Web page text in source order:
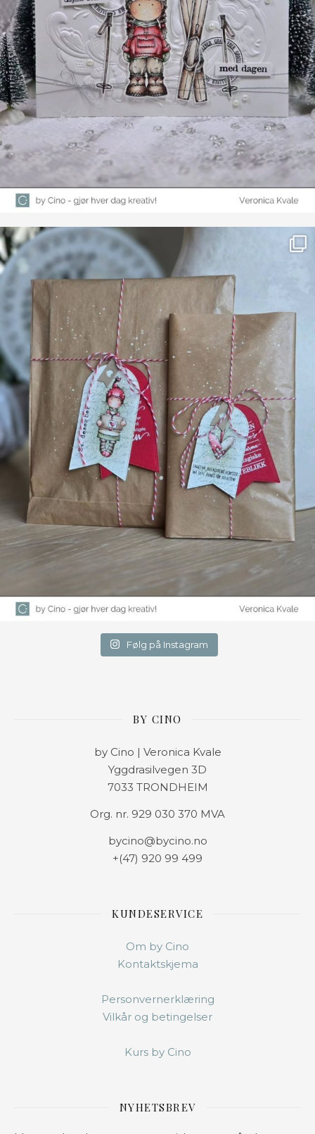
Farge
Følg på Instagram
BY CINO
by Cino | Veronica Kvale
Yggdrasilvegen 3D
7033 TRONDHEIM
Org. nr. 929 030 370 MVA
bycino@bycino.no
+(47) 920 99 499
KUNDESERVICE
Om by Cino
Kontaktskjema
Personvernerklæring
Vilkår og betingelser
Kurs by Cino
NYHETSBREV